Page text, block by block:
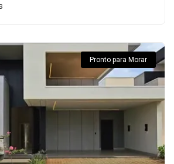
Pronto para Morar